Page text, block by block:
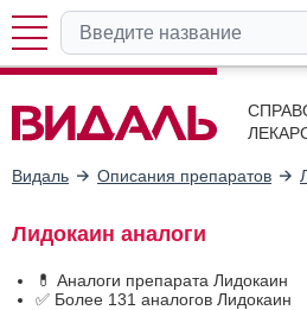
Видаль Описания препаратов
Лидокаин аналоги
💊 Аналоги препарата Лидокаин
✅ Более 131 аналогов Лидокаин